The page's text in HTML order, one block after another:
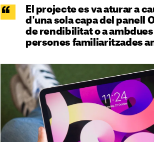
El projecte es va aturar a
d'una sola capa del panell
de rendibilitat o a
persones familiaritzades